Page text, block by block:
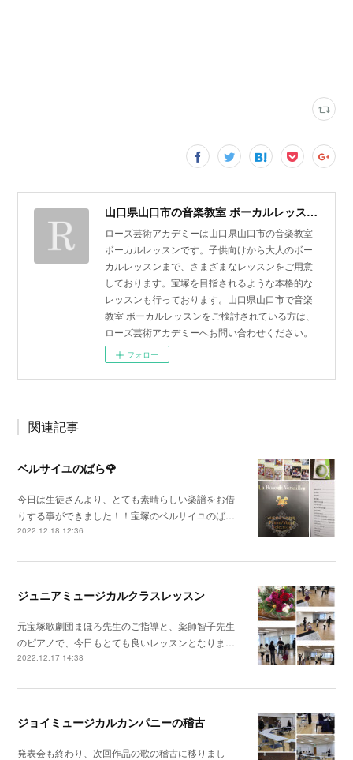
山口県山口市の音楽教室 ボーカルレッスン | ローズ芸術アカデミー
ローズ芸術アカデミーは山口県山口市の音楽教室
ボーカルレッスンです。子供向けから大人のボー
カルレッスンまで、さまざまなレッスンをご用意
しております。宝塚を目指されるような本格的な
レッスンも行っております。山口県山口市で音楽
教室 ボーカルレッスンをご検討されている方は、
ローズ芸術アカデミーへお問い合わせください。
フォロー
関連記事
ベルサイユのばら🌹
今日は生徒さんより、とても素晴らしい楽譜をお借
りする事ができました！！宝塚のベルサイユのば…
2022.12.18 12:36
ジュニアミュージカルクラスレッスン
元宝塚歌劇団まほろ先生のご指導と、薬師智子先生
のピアノで、今日もとても良いレッスンとなりま…
2022.12.17 14:38
ジョイミュージカルカンパニーの稽古
発表会も終わり、次回作品の歌の稽古に移りまし